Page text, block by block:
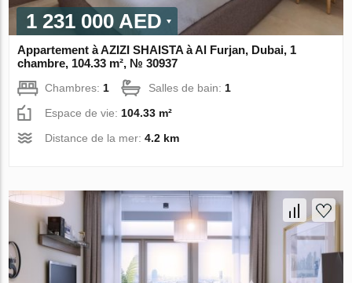
1 231 000 AED
Appartement à AZIZI SHAISTA à Al Furjan, Dubai, 1
chambre, 104.33 m², № 30937
Chambres: 1 Salles de bain: 1
Espace de vie: 104.33 m²
Distance de la mer:4.2 km